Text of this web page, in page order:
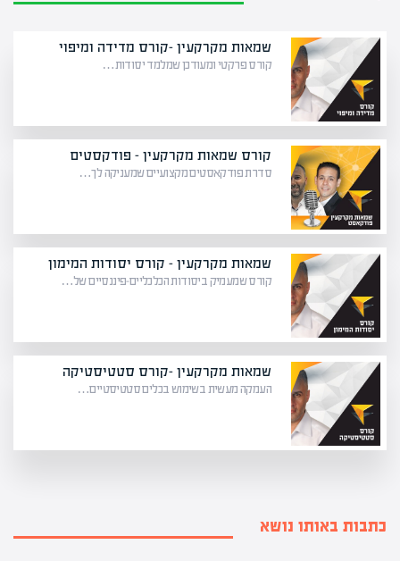
שמאות מקרקעין -קורס מדידה ומיפוי
קורס פרקטי ומעודכן שמלמד יסודות…
קורס שמאות מקרקעין – פודקסטים
סדרת פודקאסטים מקצועיים שמעניקה לך…
שמאות מקרקעין – קורס יסודות המימון
קורס שמעמיק ביסודות הכלכליים-פיננסיים של…
שמאות מקרקעין -קורס סטטיסטיקה
העמקה מעשית בשימוש בכלים סטטיסטיים…
כתבות באותו נושא